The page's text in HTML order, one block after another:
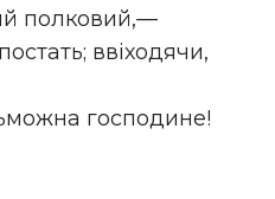
полковий,—
ввіходячи,
господине!